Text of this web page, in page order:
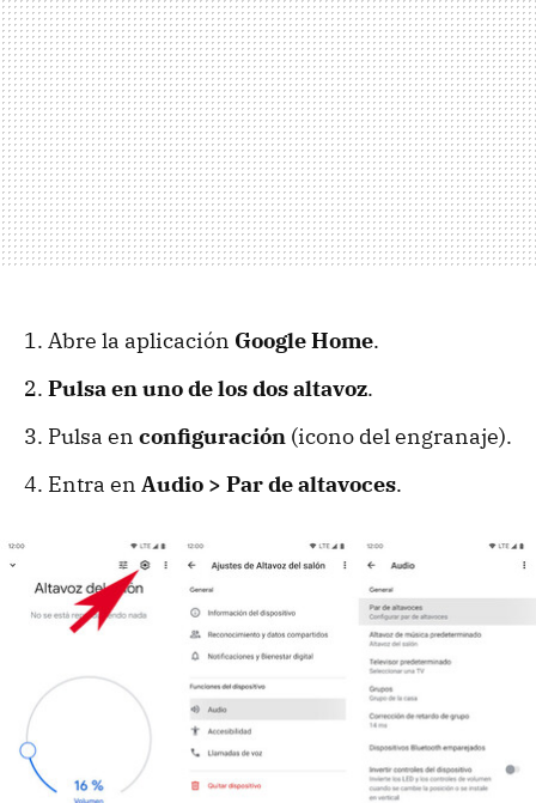
Abre la aplicación Google Home.
Pulsa en uno de los dos altavoz.
Pulsa en configuración (icono del engranaje).
Entra en Audio > Par de altavoces.